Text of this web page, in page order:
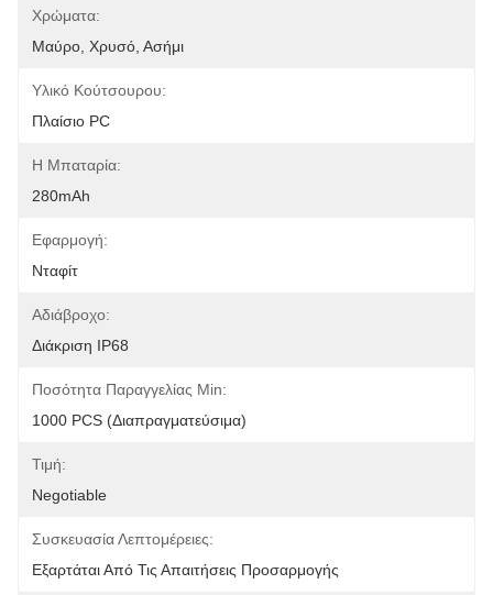
Χρώματα:
Μαύρο, Χρυσό, Ασήμι
Υλικό Κούτσουρου:
Πλαίσιο PC
Η Μπαταρία:
280mAh
Εφαρμογή:
Νταφίτ
Αδιάβροχο:
Διάκριση IP68
Ποσότητα Παραγγελίας Min:
1000 PCS (διαπραγματεύσιμα)
Τιμή:
Negotiable
Συσκευασία Λεπτομέρειες:
Εξαρτάται Από Τις Απαιτήσεις Προσαρμογής